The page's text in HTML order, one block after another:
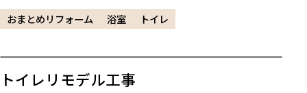
おまとめリフォーム 浴室 トイレ
トイレリモデル工事